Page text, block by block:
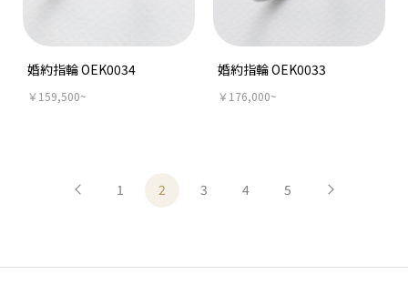
婚約指輪 OEK0034
￥159,500~
婚約指輪 OEK0033
￥176,000~
1 2 3 4 5